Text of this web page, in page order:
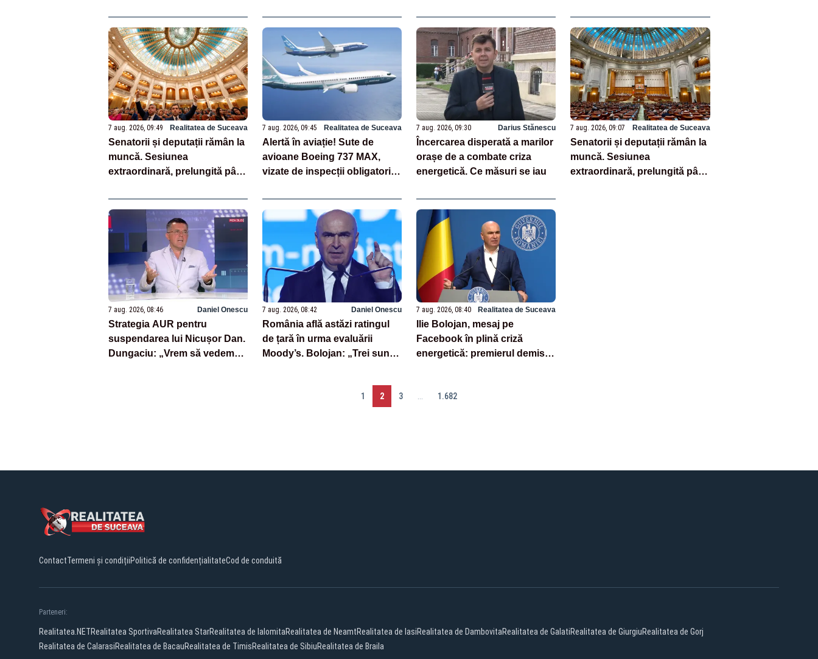
în fuselaj
transportatori
7 aug. 2026, 09:49 Realitatea de Suceava
Senatorii și deputații rămân la
muncă. Sesiunea
extraordinară, prelungită până
7 aug. 2026, 09:45 Realitatea de Suceava
Alertă în aviație! Sute de
avioane Boeing 737 MAX,
vizate de inspecții obligatorii,
în fuselaj
7 aug. 2026, 09:30 Darius Stănescu
Încercarea disperată a marilor
orașe de a combate criza
energetică. Ce măsuri se iau
7 aug. 2026, 09:07 Realitatea de Suceava
Senatorii și deputații rămân la
muncă. Sesiunea
extraordinară, prelungită până
7 aug. 2026, 08:46 Daniel Onescu
Strategia AUR pentru
suspendarea lui Nicușor Dan.
Dungaciu: „Vrem să vedem
7 aug. 2026, 08:42 Daniel Onescu
România află astăzi ratingul
de țară în urma evaluării
Moody’s. Bolojan: „Trei sunt
7 aug. 2026, 08:40 Realitatea de Suceava
Ilie Bolojan, mesaj pe
Facebook în plină criză
energetică: premierul demis
1 2 3 ... 1.682
ContactTermeni și condițiiPolitică de confidențialitateCod de conduită
Parteneri:
Realitatea.NETRealitatea SportivaRealitatea StarRealitatea de IalomitaRealitatea de NeamtRealitatea de IasiRealitatea de DambovitaRealitatea de GalatiRealitatea de GiurgiuRealitatea de Gorj
Realitatea de CalarasiRealitatea de BacauRealitatea de TimisRealitatea de SibiuRealitatea de Braila